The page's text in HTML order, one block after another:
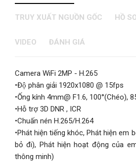
TRUY XUẤT NGUỒN GỐC HỒ
VIDEO ĐÁNH GIÁ
Camera WiFi 2MP - H.265
•Độ phân giải 1920x1080 @ 15fps
•Ống kính 4mm@ F1.6, 100°(Chéo),
•Hỗ trợ 3D DNR , ICR
•Chuấn nén H.265/H.264
•Phát hiện tiếng khóc, Phát hiện em
bỏ đi), Phát hiện hoạt động của
thông minh)